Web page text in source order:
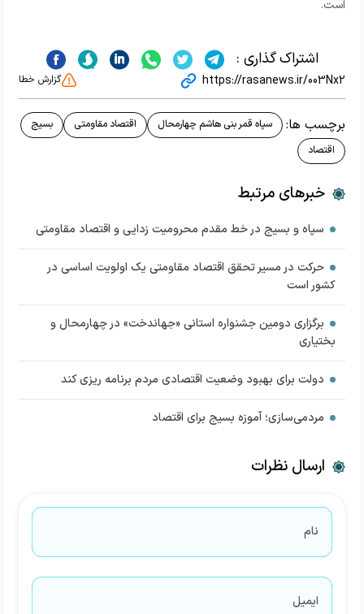
است.
اشتراک گذاری :
https://rasanews.ir/003Nx2 گزارش خطا
برچسب ها: سپاه قمر بنی هاشم چهارمحال اقتصاد مقاومتی
بسیج
اقتصاد
خبرهای مرتبط
سپاه و بسیج در خط مقدم محرومیت زدایی و اقتصاد مقاومتی
حرکت در مسیر تحقق اقتصاد مقاومتی یک اولویت اساسی در
کشور است
برگزاری دومین جشنواره استانی «جهاندخت» در چهارمحال و
بختیاری
دولت برای بهبود وضعیت اقتصادی مردم برنامه ریزی کند
مردمی‌سازی؛ آموزه بسیج برای اقتصاد
ارسال نظرات